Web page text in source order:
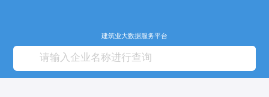
建筑业大数据服务平台